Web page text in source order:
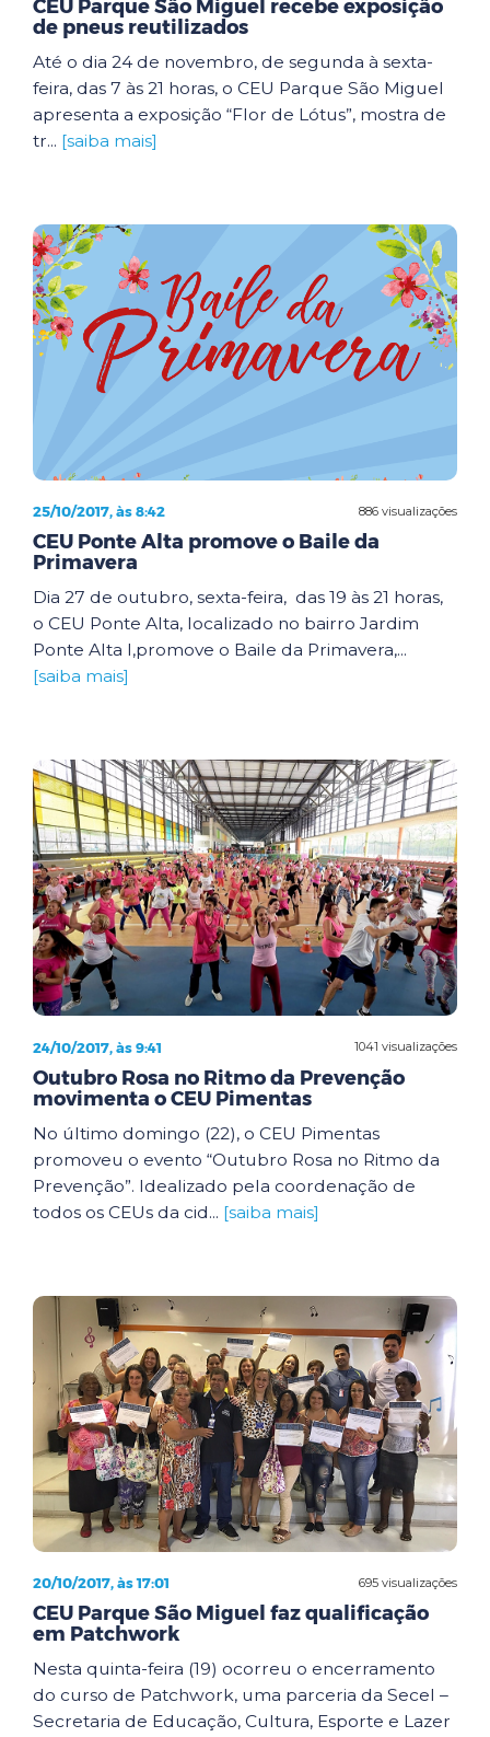
CEU Parque São Miguel recebe exposição
de pneus reutilizados
Até o dia 24 de novembro, de segunda à sexta-
feira, das 7 às 21 horas, o CEU Parque São Miguel
apresenta a exposição “Flor de Lótus”, mostra de
tr... [saiba mais]
886 visualizações
25/10/2017, às 8:42
CEU Ponte Alta promove o Baile da
Primavera
Dia 27 de outubro, sexta-feira, das 19 às 21 horas,
o CEU Ponte Alta, localizado no bairro Jardim
Ponte Alta I,promove o Baile da Primavera,...
[saiba mais]
1041 visualizações
24/10/2017, às 9:41
Outubro Rosa no Ritmo da Prevenção
movimenta o CEU Pimentas
No último domingo (22), o CEU Pimentas
promoveu o evento “Outubro Rosa no Ritmo da
Prevenção”. Idealizado pela coordenação de
todos os CEUs da cid... [saiba mais]
695 visualizações
20/10/2017, às 17:01
CEU Parque São Miguel faz qualificação
em Patchwork
Nesta quinta-feira (19) ocorreu o encerramento
do curso de Patchwork, uma parceria da Secel –
Secretaria de Educação, Cultura, Esporte e Lazer